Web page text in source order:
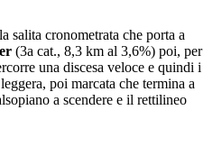
salita cronometrata che porta a
(3a cat., 8,3 km al 3,6%) poi, per
una discesa veloce e quindi i
poi marcata che termina a
a scendere e il rettilineo